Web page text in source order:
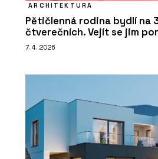
ARCHITEKTURA
Pětičlenná rodina bydlí na
čtverečních. Vejít se jim
7. 4. 2026